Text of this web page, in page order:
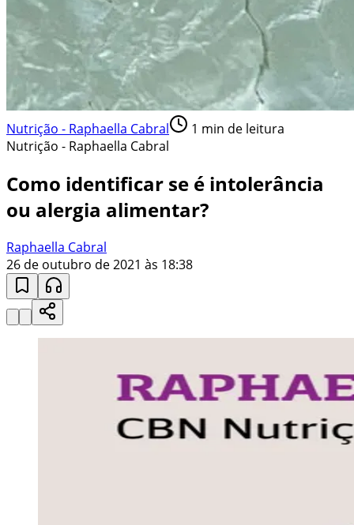
Nutrição - Raphaella Cabral 1 min de leitura
Nutrição - Raphaella Cabral
Como identificar se é intolerância
ou alergia alimentar?
Raphaella Cabral
26 de outubro de 2021 às 18:38